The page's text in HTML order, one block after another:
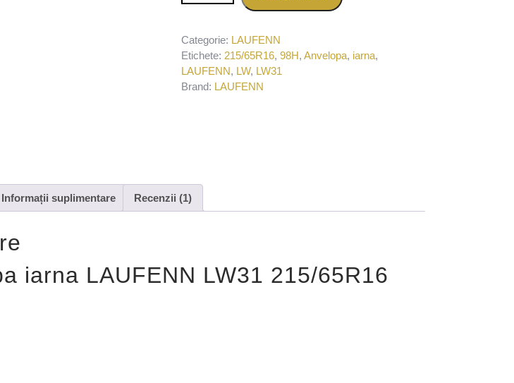
Categorie: LAUFENN
Etichete: 215/65R16,98H,Anvelopa, iarna,
LAUFENN, LW, LW31
Brand: LAUFENN
Informații suplimentare Recenzii (1)
iarna LAUFENN LW31 215/65R16